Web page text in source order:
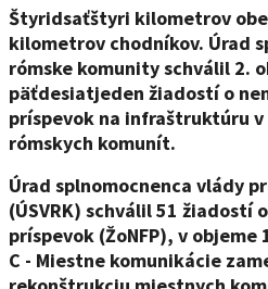
Štyridsaťštyri kilometrov
kilometrov chodníkov. Úrad
rómske komunity schválil 2.
päťdesiatjeden žiadostí o
príspevok na infraštruktúru
rómskych komunít.
Úrad splnomocnenca vlády
(ÚSVRK) schválil 51 žiadostí
príspevok (ŽoNFP), v
C - Miestne komunikácie